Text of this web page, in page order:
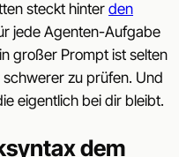
steckt hinter den
jede Agenten-Aufgabe
großer Prompt ist selten
schwerer zu prüfen. Und
eigentlich bei dir bleibt.
dem